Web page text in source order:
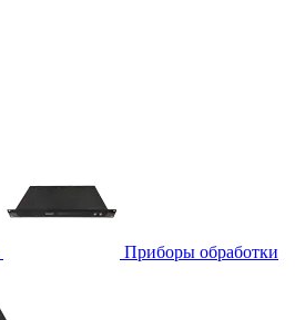
Приборы обработки